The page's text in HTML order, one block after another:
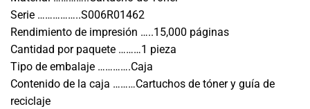
Serie ……………..S006R01462
Rendimiento de impresión …..15,000 páginas
Cantidad por paquete ………1 pieza
Tipo de embalaje ………….Caja
Contenido de la caja ………Cartuchos de tóner y guía de
reciclaje